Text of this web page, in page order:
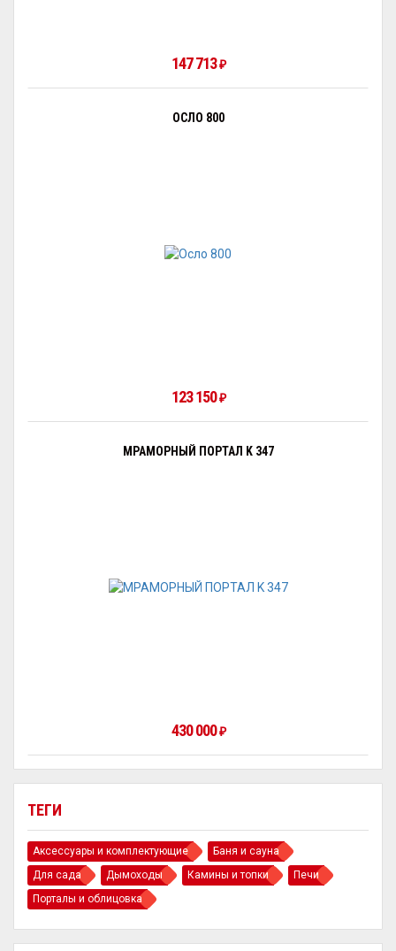
ТЕГИ
Аксессуары и комплектующие
Баня и сауна
Для сада
Дымоходы Камины и топки
Печи
Порталы и облицовка
147 713₽
ОСЛО 800
123 150₽
МРАМОРНЫЙ ПОРТАЛ K 347
430 000₽